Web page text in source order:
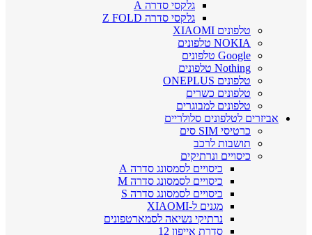
גלקסי סדרה A
גלקסי סדרה Z FOLD
טלפונים XIAOMI
NOKIA טלפונים
Google טלפונים
Nothing טלפונים
טלפונים ONEPLUS
טלפונים כשרים
טלפונים למבוגרים
אביזרים לטלפונים סלולריים
כרטיסי SIM סים
תושבות לרכב
כיסויים ונרתיקים
כיסויים לסמסונג סדרה A
כיסויים לסמסונג סדרה M
כיסויים לסמסונג סדרה S
מגנים ל-XIAOMI
נרתיקי נשיאה לסמארטפונים
סדרת אייפון 12